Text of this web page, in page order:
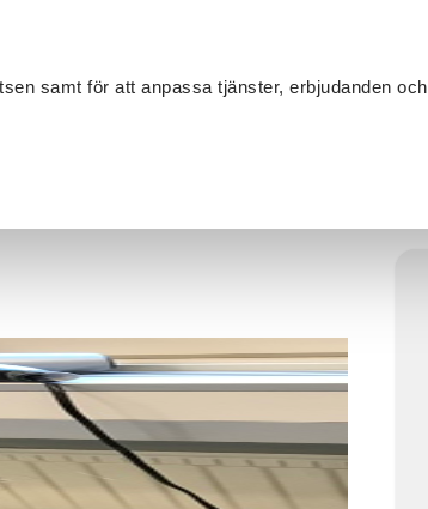
samt för att anpassa tjänster, erbjudanden